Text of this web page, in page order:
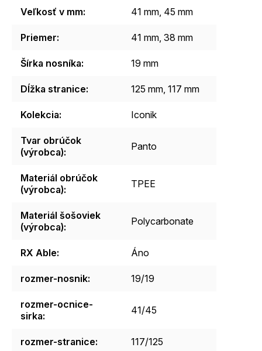
Veľkosť v mm: 41 mm, 45 mm
Priemer: 41 mm, 38 mm
Šírka nosníka: 19 mm
Dĺžka stranice: 125 mm, 117 mm
Kolekcia: Iconik
Tvar obrúčok
(výrobca): Panto
Materiál obrúčok
(výrobca): TPEE
Materiál šošoviek
(výrobca): Polycarbonate
RX Able: Áno
rozmer-nosnik: 19/19
rozmer-ocnice-
sirka: 41/45
rozmer-stranice: 117/125